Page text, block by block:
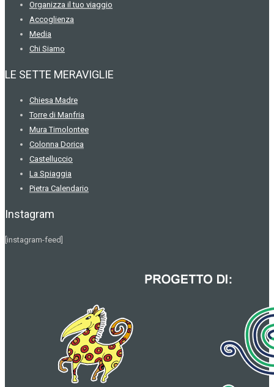
Organizza il tuo viaggio
Accoglienza
Media
Chi Siamo
LE SETTE MERAVIGLIE
Chiesa Madre
Torre di Manfria
Mura Timolontee
Colonna Dorica
Castelluccio
La Spiaggia
Pietra Calendario
Instagram
[instagram-feed]